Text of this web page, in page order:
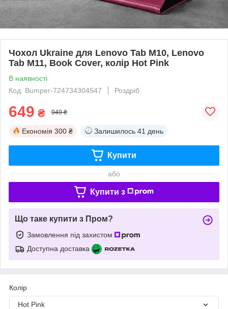
Чохол Ukraine для Lenovo Tab M10, Lenovo
Tab M11, Book Cover, колір Hot Pink
В наявності
Код: Bumper-724734304547
Роздріб
649 ₴ 949 ₴
Економія 300 ₴ Залишилось 41 день
Купити
або
Купити з
Що таке купити з Пром?
Замовлення під захистом
Доступна доставка
Колір
Hot Pink